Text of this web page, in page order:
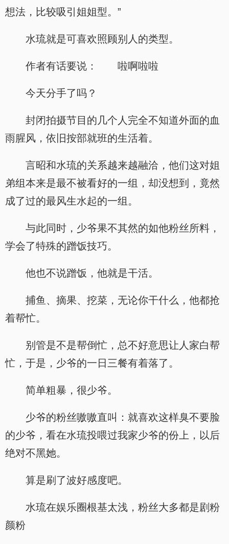
想法，比较吸引姐姐型。”
水琉就是可喜欢照顾别人的类型。
作者有话要说： 啦啊啦啦
今天分手了吗？
封闭拍摄节目的几个人完全不知道外面的血
雨腥风，依旧按部就班的生活着。
言昭和水琉的关系越来越融洽，他们这对姐
弟组本来是最不被看好的一组，却没想到，竟然
成了过的最风生水起的一组。
与此同时，少爷果不其然的如他粉丝所料，
学会了特殊的蹭饭技巧。
他也不说蹭饭，他就是干活。
捕鱼、摘果、挖菜，无论你干什么，他都抢
着帮忙。
别管是不是帮倒忙，总不好意思让人家白帮
忙，于是，少爷的一日三餐有着落了。
简单粗暴，很少爷。
少爷的粉丝嗷嗷直叫：就喜欢这样臭不要脸
的少爷，看在水琉投喂过我家少爷的份上，以后
绝对不黑她。
算是刷了波好感度吧。
水琉在娱乐圈根基太浅，粉丝大多都是剧粉
颜粉